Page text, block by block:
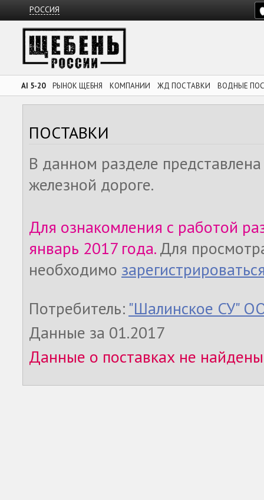
РОССИЯ
AI 5-20 РЫНОК ЩЕБНЯ КОМПАНИИ ЖД ПОСТАВКИ ВОДНЫЕ
ПОСТАВКИ
В данном разделе
железной дороге.
Для ознакомления с работой
январь 2017 года.Для
необходимо
Потребитель: "Шалинское СУ"
Данные за 01.2017
Данные о поставках не найдены